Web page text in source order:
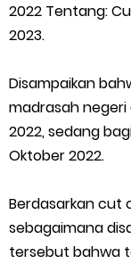
2022 Tentang:
2023.
Disampaikan
madrasah negeri
2022, sedang
Oktober 2022.
Berdasarkan cut
sebagaimana
tersebut bahwa